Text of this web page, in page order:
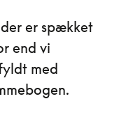
der er spækket
end vi
med